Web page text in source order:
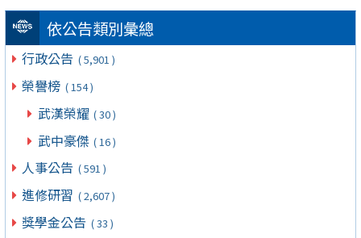
依公告類別彙總
行政公告 ( 5,901 )
榮譽榜 ( 154 )
武漢榮耀 ( 30 )
武中豪傑 ( 16 )
人事公告 ( 591 )
進修研習 ( 2,607 )
獎學金公告 ( 33 )